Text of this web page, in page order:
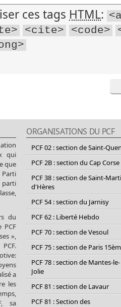
ces tags HTML:
<cite> <code>
qui
que
du
PCF
»,
a
les
sa
ORGANISATIONS DU PCF
PCF 02 : section de Saint-
PCF 2B : section du Cap Corse
PCF 38 : section de Saint-
d'Hères
PCF 54 : section du Jarnisy
PCF 62 : Liberté Hebdo
PCF 70 : section de Vesoul
PCF 75 : section de Paris
PCF 78 : section de Mantes-le-
Jolie
PCF 81 : section de Lavaur
PCF 81 : Section des